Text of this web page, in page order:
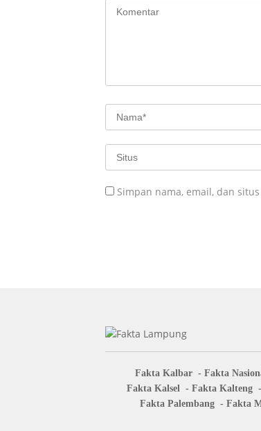
Simpan nama, email, dan
Fakta Kalbar Fakta
Fakta Kalsel
Fakta Kalteng
Fakta Palembang
Fakta